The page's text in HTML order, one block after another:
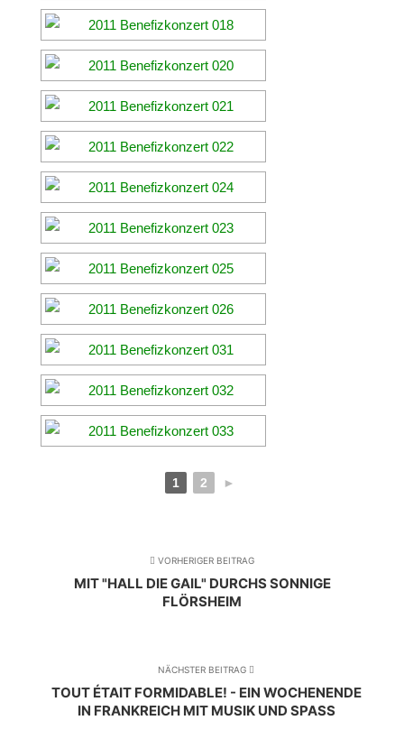
1 2 ►
VORHERIGER BEITRAG
MIT "HALL DIE GAIL" DURCHS SONNIGE
FLÖRSHEIM
NÄCHSTER BEITRAG
TOUT ÉTAIT FORMIDABLE! - EIN WOCHENENDE
IN FRANKREICH MIT MUSIK UND SPASS